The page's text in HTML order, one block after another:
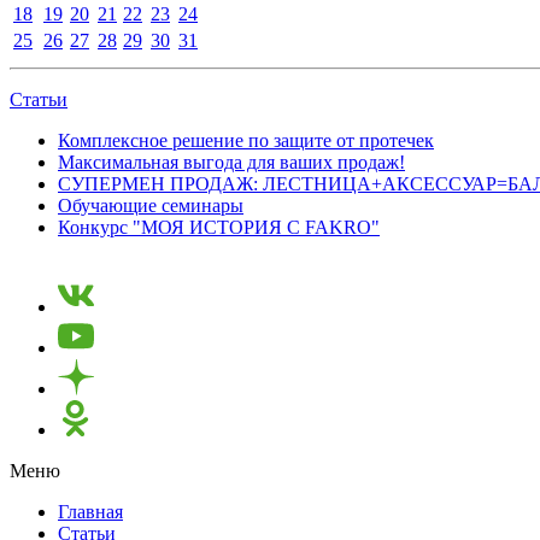
18 19 20 21 22 23 24
25 26 27 28 29 30 31
Статьи
Комплексное решение по защите от протечек
Максимальная выгода для ваших продаж!
СУПЕРМЕН ПРОДАЖ:
Обучающие семинары
Конкурс "МОЯ ИСТОРИЯ С FAKRO"
Меню
Главная
Статьи